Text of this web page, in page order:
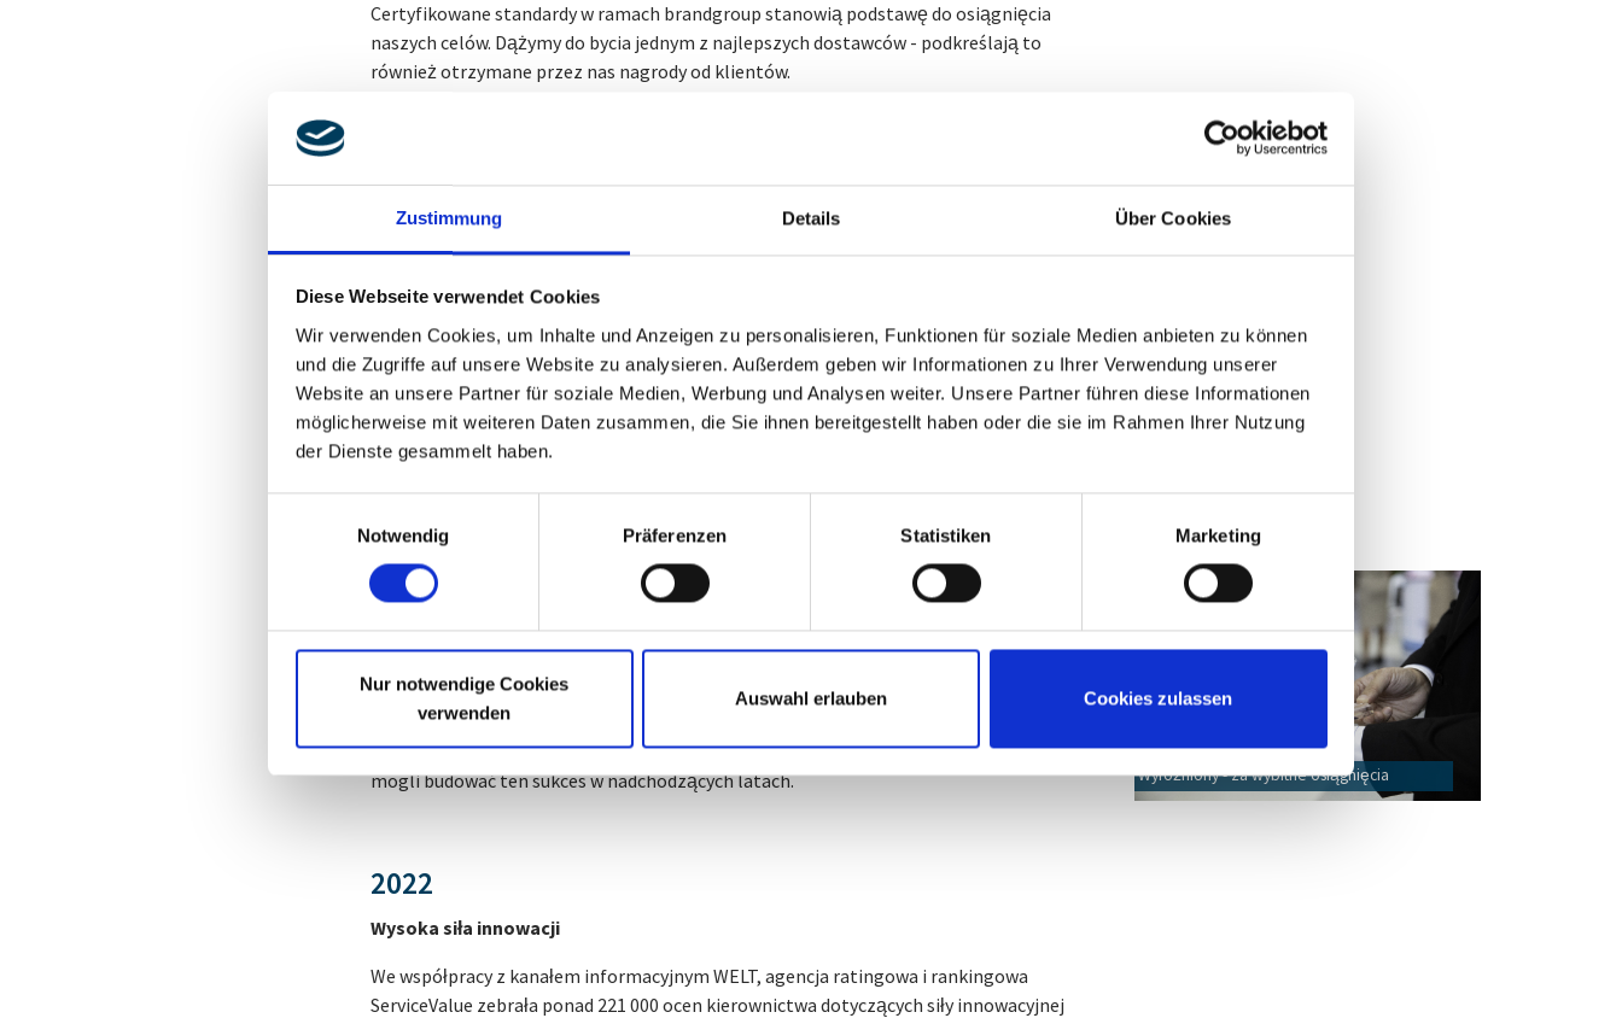
Zustimmung Details Über Cookies
Diese Webseite verwendet Cookies
Wir verwenden Cookies, um Inhalte und Anzeigen zu personalisieren, Funktionen für soziale Medien anbieten zu können
und die Zugriffe auf unsere Website zu analysieren. Außerdem geben wir Informationen zu Ihrer Verwendung unserer
Website an unsere Partner für soziale Medien, Werbung und Analysen weiter. Unsere Partner führen diese Informationen
möglicherweise mit weiteren Daten zusammen, die Sie ihnen bereitgestellt haben oder die sie im Rahmen Ihrer Nutzung
der Dienste gesammelt haben.
Notwendig
Präferenzen Statistiken Marketing
Nur notwendige Cookies
verwenden
Auswahl erlauben Cookies zulassen
Certyfikowane standardy w ramach brandgroup stanowią podstawę do osiągnięcia
naszych celów. Dążymy do bycia jednym z najlepszych dostawców - podkreślają to
również otrzymane przez nas nagrody od klientów.
- IATF 16949 i
Nasze certyfikaty można znaleźć wobszarze pobieraniai na dole strony.
Nagrody
Dla aktora największą pochwałą jest aplauz - dla producenta jest to nagroda. W ciągu
za jakość świadczonych usług logistycznych. Jesteśmy dumni z docenienia naszej pracy,
które wyraża się - zazwyczaj w ramach uroczystości - poprzez wręczenie nagrody przez
naszego klienta. To uznanie zachęca nas do tego, abyśmy nie rezygnowali, abyśmy
mogli budować ten sukces w nadchodzących latach.
2022
Wysoka siła innowacji
We współpracy z kanałem informacyjnym WELT, agencja ratingowa i rankingowa
ServiceValue zebrała ponad 221 000 ocen kierownictwa dotyczących siły innowacyjnej
Wyróżniony - za wybitne osiągnięcia